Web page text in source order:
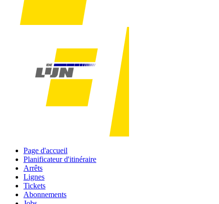
Page d'accueil
Planificateur d'itinéraire
Arrêts
Lignes
Tickets
Abonnements